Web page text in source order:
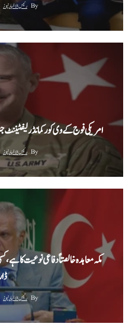
By رئیس الاخبار نیوز
امریکی فوج کے وی کور کمانڈر
By رئیس الاخبار نیوز
مکہ معاہدہ خالصتاً دفاعی نوعیت کا ہے،
By رئیس الاخبار نیوز